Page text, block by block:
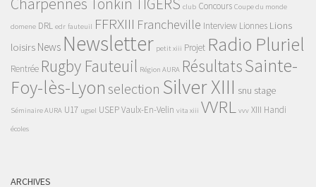
club Concours Coupe du monde
domene DRL edr fauteuil FFRXIII Francheville Interview Lionnes Lions
loisirs News Newsletter petit xiii Projet Radio Pluriel
Rentrée Rugby Fauteuil Région AURA RésultatsSainte-
Foy-lès-Lyon selection Silver XIII snu stage
Séminaire AURA U17 ugsel USEPVaulx-En-Velin vita xiii VVRL vvv XIII Handi
écoles
ARCHIVES